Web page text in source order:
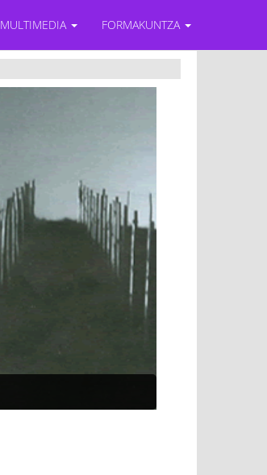
MULTIMEDIA FORMAKUNTZA